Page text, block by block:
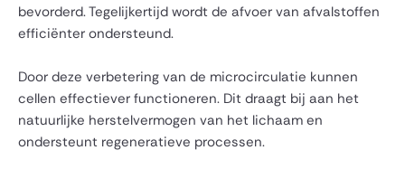
bevorderd. Tegelijkertijd wordt de afvoer van afvalstoffen
efficiënter ondersteund.
Door deze verbetering van de microcirculatie kunnen
cellen effectiever functioneren. Dit draagt bij aan het
natuurlijke herstelvermogen van het lichaam en
ondersteunt regeneratieve processen.